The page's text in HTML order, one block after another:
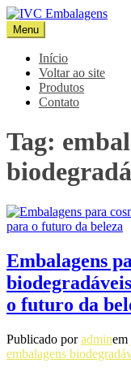
Pular
para
o
conteúdo
IVC Embalagens
Blog IVC
Menu
Início
Voltar ao site
Produtos
Contato
Tag:
Embalagens
o futuro da
Publicado poradminem
embalagens